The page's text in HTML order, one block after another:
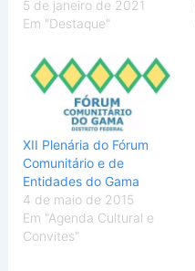
5 de janeiro de 2021
Em "Destaque"
XII Plenária do Fórum
Comunitário e de
Entidades do Gama
4 de maio de 2015
Em "Agenda Cultural e
Convites"